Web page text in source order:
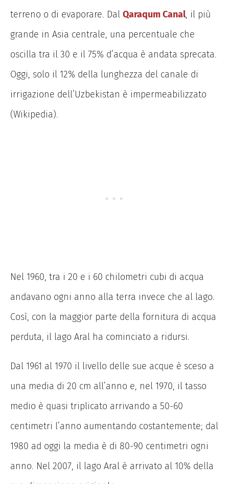
terreno o di evaporare. Dal Qaraqum Canal, il più
grande in Asia centrale, una percentuale che
oscilla tra il 30 e il 75% d’acqua è andata sprecata.
Oggi, solo il 12% della lunghezza del canale di
irrigazione dell’Uzbekistan è impermeabilizzato
(Wikipedia).
Nel 1960, tra i 20 e i 60 chilometri cubi di acqua
andavano ogni anno alla terra invece che al lago.
Così, con la maggior parte della fornitura di acqua
perduta, il lago Aral ha cominciato a ridursi.
Dal 1961 al 1970 il livello delle sue acque è sceso a
una media di 20 cm all’anno e, nel 1970, il tasso
medio è quasi triplicato arrivando a 50-60
centimetri l’anno aumentando costantemente; dal
1980 ad oggi la media è di 80-90 centimetri ogni
anno. Nel 2007, il lago Aral è arrivato al 10% della